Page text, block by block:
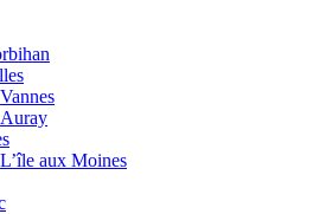
Vannes
Auray
L’île aux Moines